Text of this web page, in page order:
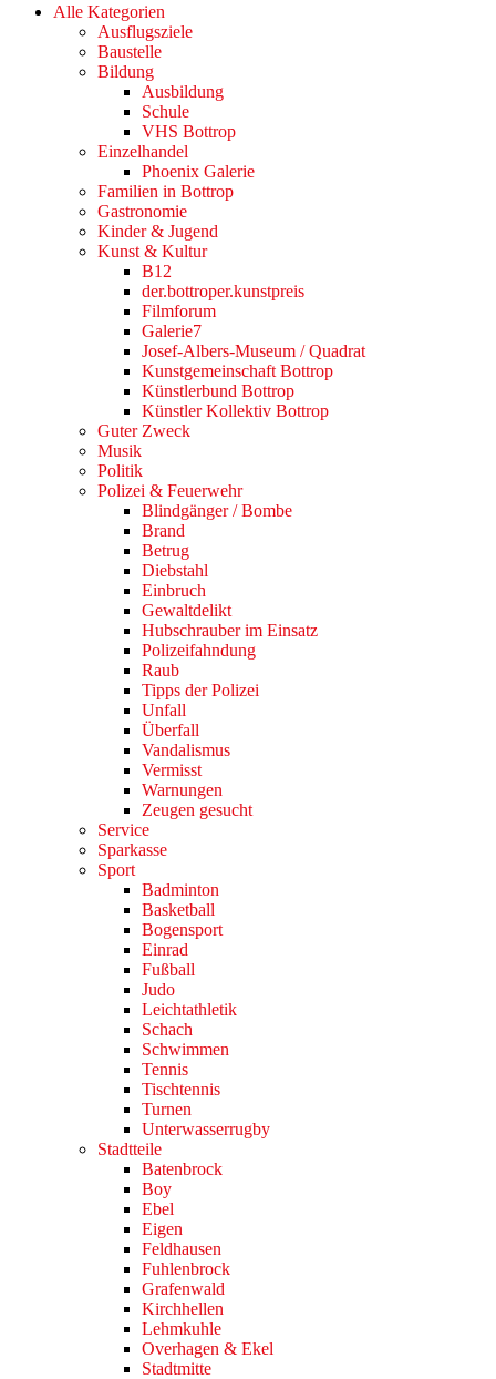
Alle Kategorien
Ausflugsziele
Baustelle
Bildung
Ausbildung
Schule
VHS Bottrop
Einzelhandel
Phoenix Galerie
Familien in Bottrop
Gastronomie
Kinder & Jugend
Kunst & Kultur
B12
der.bottroper.kunstpreis
Filmforum
Galerie7
Josef-Albers-Museum / Quadrat
Kunstgemeinschaft Bottrop
Künstlerbund Bottrop
Künstler Kollektiv Bottrop
Guter Zweck
Musik
Politik
Polizei & Feuerwehr
Blindgänger / Bombe
Brand
Betrug
Diebstahl
Einbruch
Gewaltdelikt
Hubschrauber im Einsatz
Polizeifahndung
Raub
Tipps der Polizei
Unfall
Überfall
Vandalismus
Vermisst
Warnungen
Zeugen gesucht
Service
Sparkasse
Sport
Badminton
Basketball
Bogensport
Einrad
Fußball
Judo
Leichtathletik
Schach
Schwimmen
Tennis
Tischtennis
Turnen
Unterwasserrugby
Stadtteile
Batenbrock
Boy
Ebel
Eigen
Feldhausen
Fuhlenbrock
Grafenwald
Kirchhellen
Lehmkuhle
Overhagen & Ekel
Stadtmitte